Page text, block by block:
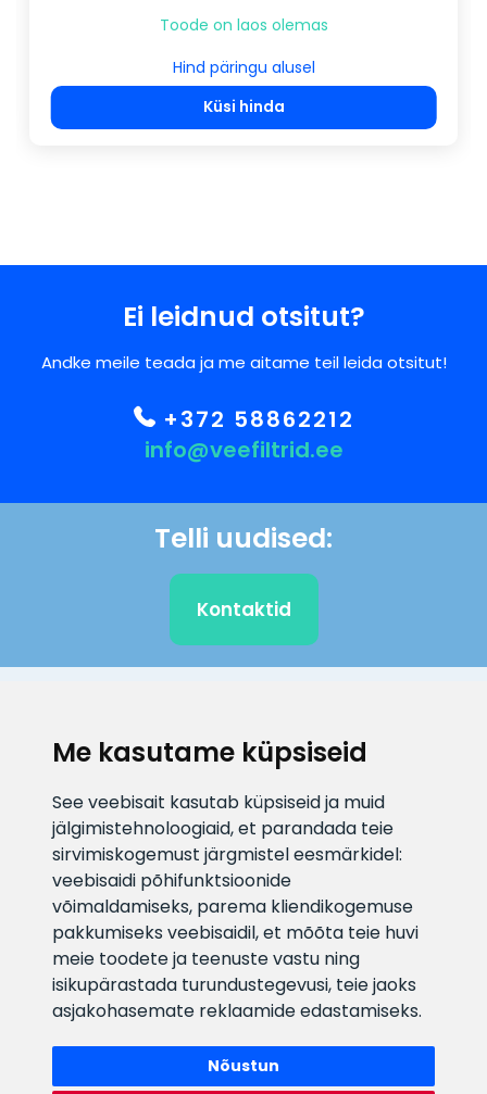
Me kasutame küpsiseid
See veebisait kasutab küpsiseid ja muid
jälgimistehnoloogiaid, et parandada teie
sirvimiskogemust järgmistel eesmärkidel:
veebisaidi põhifunktsioonide
võimaldamiseks, parema kliendikogemuse
pakkumiseks veebisaidil,et mõõta teie huvi
meie toodete ja teenuste vastu ning
isikupärastada turundustegevusi, teie jaoks
asjakohasemate reklaamide edastamiseks.
Nõustun
Toode on laos olemas
Hind päringu alusel
Küsi hinda
Ei leidnud otsitut?
Andke meile teada ja me aitame teil leida otsitut!
+372 58862212
info@veefiltrid.ee
Telli uudised:
Kontaktid
info@veefiltrid.ee
Infotelefon
+372 58862212
Vaata tööaegu
Reti tee 11, Peetri, 75312 Harju
maakond, Estonia